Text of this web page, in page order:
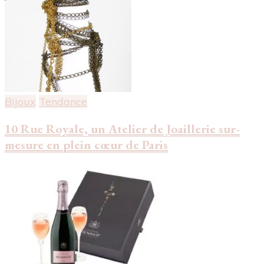
Bijoux Tendance
10 Rue Royale, un Atelier de Joaillerie sur-
mesure en plein cœur de Paris